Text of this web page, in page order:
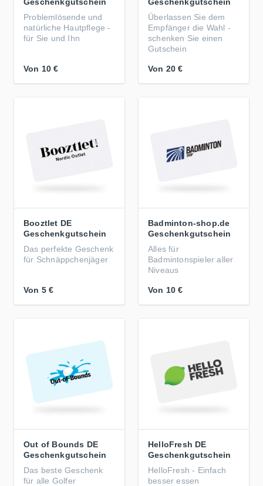
Problemlösende und
natürliche Hautpflege -
für Sie und Ihn
Von 10 €
Überlassen Sie dem
Empfänger die Wahl -
schenken Sie einen
Gutschein
Von 20 €
Booztlet DE
Geschenkgutschein
Das perfekte Geschenk
für Schnäppchenjäger
Von 5 €
Badminton-shop.de
Geschenkgutschein
Alles für
Badmintonspieler aller
Niveaus
Von 10 €
Out of Bounds DE
Geschenkgutschein
Das beste Geschenk
für alle Golfer
HelloFresh DE
Geschenkgutschein
HelloFresh - Einfach
besser essen